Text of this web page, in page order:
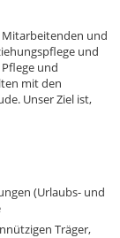
Mitarbeitenden und
und
und
mit den
Unser Ziel ist,
(Urlaubs- und
Träger,